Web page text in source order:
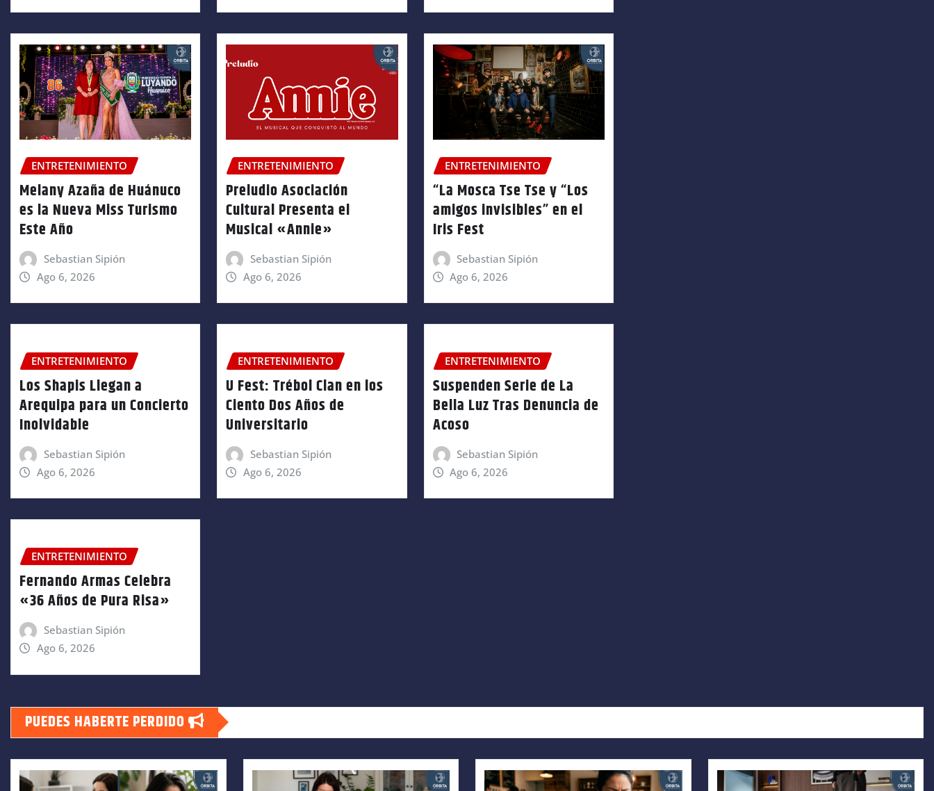
ENTRETENIMIENTO
Melany Azaña de Huánuco
es la Nueva Miss Turismo
Este Año
Sebastian Sipión
Ago 6, 2026
ENTRETENIMIENTO
Preludio Asociación
Cultural Presenta el
Musical «Annie»
Sebastian Sipión
Ago 6, 2026
ENTRETENIMIENTO
“La Mosca Tse Tse y “Los
amigos invisibles” en el
Iris Fest
Sebastian Sipión
Ago 6, 2026
ENTRETENIMIENTO
Los Shapis Llegan a
Arequipa para un Concierto
Inolvidable
Sebastian Sipión
Ago 6, 2026
ENTRETENIMIENTO
U Fest: Trébol Clan en los
Ciento Dos Años de
Universitario
Sebastian Sipión
Ago 6, 2026
ENTRETENIMIENTO
Suspenden Serie de La
Bella Luz Tras Denuncia de
Acoso
Sebastian Sipión
Ago 6, 2026
ENTRETENIMIENTO
Fernando Armas Celebra
«36 Años de Pura Risa»
Sebastian Sipión
Ago 6, 2026
PUEDES HABERTE PERDIDO